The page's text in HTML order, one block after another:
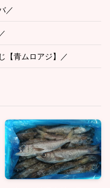
／
【青ムロアジ】／